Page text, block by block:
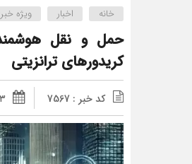
خانه اخبار ویژه
حمل و نقل
کریدورهای ترانزیتی
کد خبر : 7567 ۱۳